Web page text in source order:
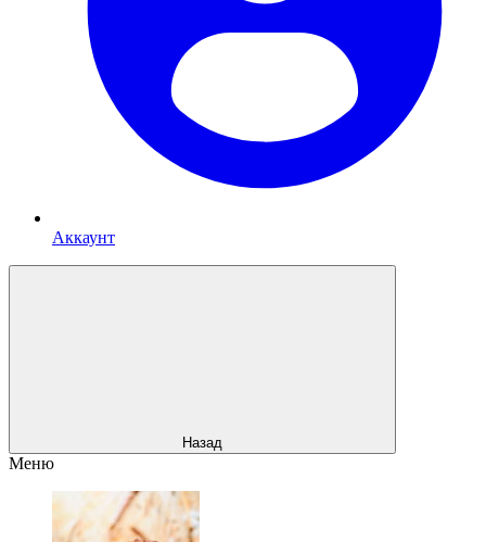
Аккаунт
Назад
Меню